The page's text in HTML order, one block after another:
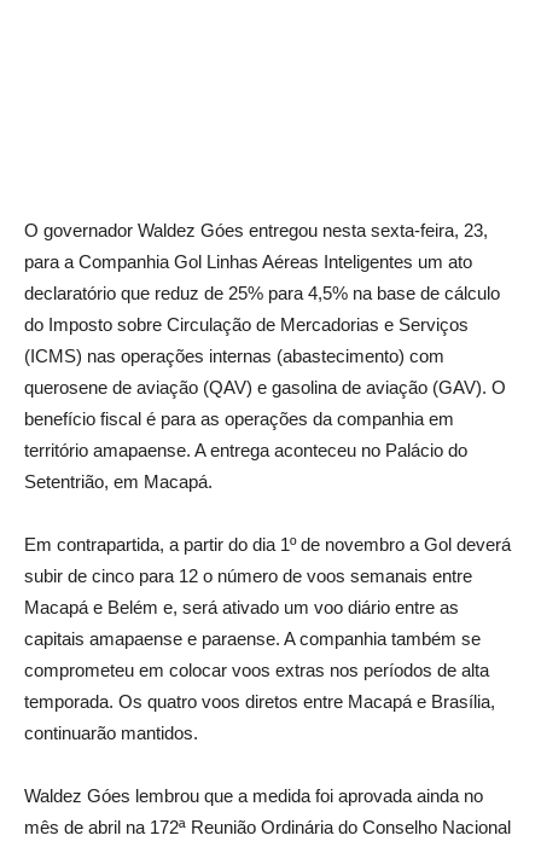
O governador Waldez Góes entregou nesta sexta-feira, 23,
para a Companhia Gol Linhas Aéreas Inteligentes um ato
declaratório que reduz de 25% para 4,5% na base de cálculo
do Imposto sobre Circulação de Mercadorias e Serviços
(ICMS) nas operações internas (abastecimento) com
querosene de aviação (QAV) e gasolina de aviação (GAV). O
benefício fiscal é para as operações da companhia em
território amapaense. A entrega aconteceu no Palácio do
Setentrião, em Macapá.
Em contrapartida, a partir do dia 1º de novembro a Gol deverá
subir de cinco para 12 o número de voos semanais entre
Macapá e Belém e, será ativado um voo diário entre as
capitais amapaense e paraense. A companhia também se
comprometeu em colocar voos extras nos períodos de alta
temporada. Os quatro voos diretos entre Macapá e Brasília,
continuarão mantidos.
Waldez Góes lembrou que a medida foi aprovada ainda no
mês de abril na 172ª Reunião Ordinária do Conselho Nacional